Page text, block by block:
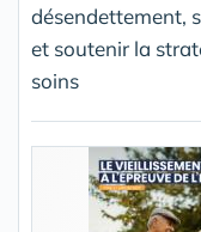
désendettement,
et soutenir la
soins